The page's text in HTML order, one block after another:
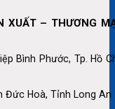
XUẤT – THƯƠNG
Bình Phước, Tp. Hồ
Đức Hoà, Tỉnh Long An